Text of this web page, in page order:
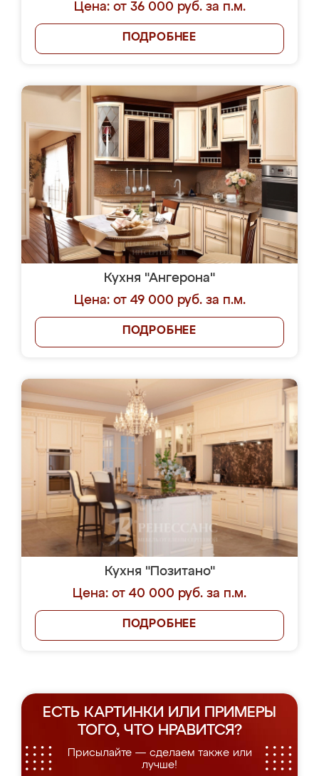
Цена: от 36 000 руб. за п.м.
ПОДРОБНЕЕ
Кухня "Ангерона"
Цена: от 49 000 руб. за п.м.
ПОДРОБНЕЕ
Кухня "Позитано"
Цена: от 40 000 руб. за п.м.
ПОДРОБНЕЕ
ЕСТЬ КАРТИНКИ ИЛИ ПРИМЕРЫ
ТОГО, ЧТО НРАВИТСЯ?
Присылайте — сделаем также или
лучше!